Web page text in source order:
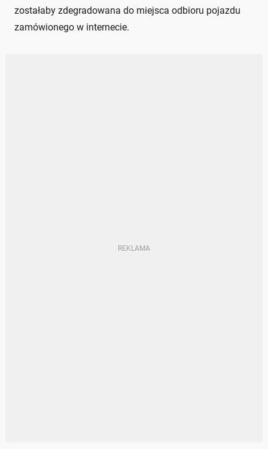
zostałaby zdegradowana do miejsca odbioru pojazdu
zamówionego w internecie.